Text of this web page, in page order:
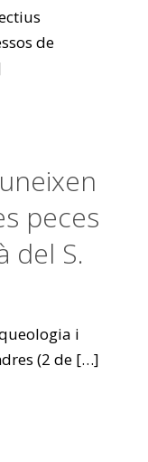
de
peces
del S.
i
(2 de […]